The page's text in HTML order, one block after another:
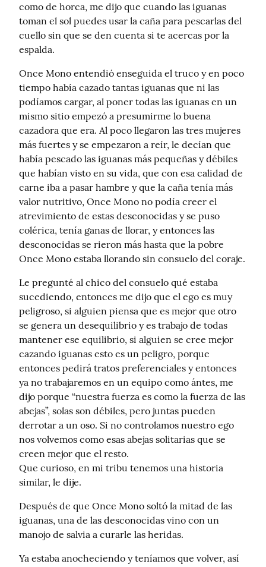
como de horca, me dijo que cuando las iguanas
toman el sol puedes usar la caña para pescarlas del
cuello sin que se den cuenta si te acercas por la
espalda.
Once Mono entendió enseguida el truco y en poco
tiempo había cazado tantas iguanas que ni las
podíamos cargar, al poner todas las iguanas en un
mismo sitio empezó a presumirme lo buena
cazadora que era. Al poco llegaron las tres mujeres
más fuertes y se empezaron a reír, le decían que
había pescado las iguanas más pequeñas y débiles
que habían visto en su vida, que con esa calidad de
carne iba a pasar hambre y que la caña tenía más
valor nutritivo, Once Mono no podía creer el
atrevimiento de estas desconocidas y se puso
colérica, tenía ganas de llorar, y entonces las
desconocidas se rieron más hasta que la pobre
Once Mono estaba llorando sin consuelo del coraje.
Le pregunté al chico del consuelo qué estaba
sucediendo, entonces me dijo que el ego es muy
peligroso, si alguien piensa que es mejor que otro
se genera un desequilibrio y es trabajo de todas
mantener ese equilibrio, si alguien se cree mejor
cazando iguanas esto es un peligro, porque
entonces pedirá tratos preferenciales y entonces
ya no trabajaremos en un equipo como ántes, me
dijo porque “nuestra fuerza es como la fuerza de las
abejas”, solas son débiles, pero juntas pueden
derrotar a un oso. Si no controlamos nuestro ego
nos volvemos como esas abejas solitarias que se
creen mejor que el resto.
Que curioso, en mi tribu tenemos una historia
similar, le dije.
Después de que Once Mono soltó la mitad de las
iguanas, una de las desconocidas vino con un
manojo de salvia a curarle las heridas.
Ya estaba anocheciendo y teníamos que volver, así